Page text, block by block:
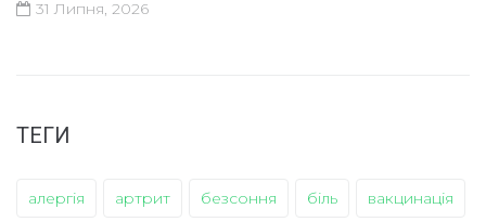
31 Липня, 2026
ТЕГИ
алергія артрит безсоння біль вакцинація